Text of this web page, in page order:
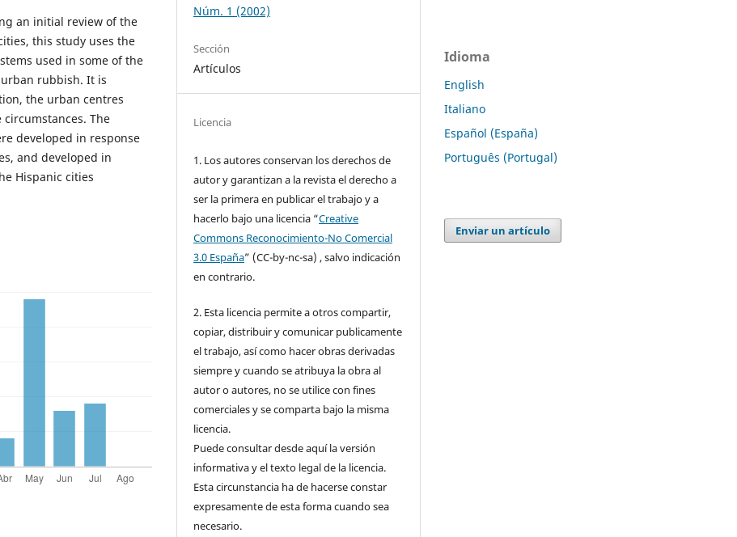
an initial review of the
this study uses the
used in some of the
rubbish. It is
the urban centres
The
developed in response
and developed in
Hispanic cities
Núm. 1 (2002)
Sección
Artículos
Licencia
1. Los autores conservan los derechos de
autor y garantizan a la revista el derecho a
ser la primera en publicar el trabajo y a
hacerlo bajo una licencia “Creative
Commons Reconocimiento-No Comercial
3.0 España” (CC-by-nc-sa) , salvo indicación
en contrario.
2. Esta licencia permite a otros compartir,
copiar, distribuir y comunicar publicamente
el trabajo, así como hacer obras derivadas
siempre y cuando se atribuya la obra al
autor o autores, no se utilice con fines
comerciales y se comparta bajo la misma
licencia.
Puede consultar desde aquí la versión
informativa y el texto legal de la licencia.
Esta circunstancia ha de hacerse constar
expresamente de esta forma cuando sea
necesario.
Idioma
English
Italiano
Español (España)
Português (Portugal)
Enviar un artículo